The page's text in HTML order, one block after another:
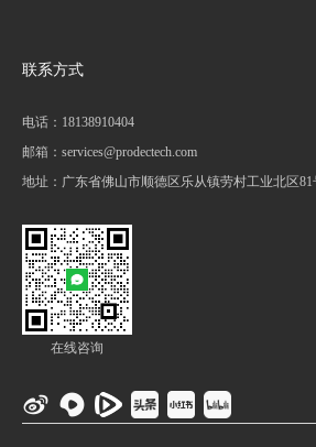
联系方式
电话：18138910404
邮箱：services@prodectech.com
地址：广东省佛山市顺德区乐从镇劳村工业北区81
在线咨询